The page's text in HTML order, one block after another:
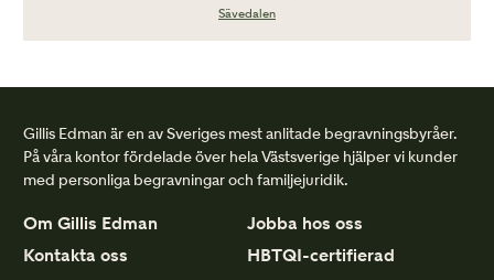
Sävedalen
Gillis Edman är en av Sveriges mest anlitade begravningsbyråer.
På våra kontor fördelade över hela Västsverige hjälper vi kunder
med personliga begravningar och familjejuridik.
Om Gillis Edman
Jobba hos oss
Kontakta oss
HBTQI-certifierad